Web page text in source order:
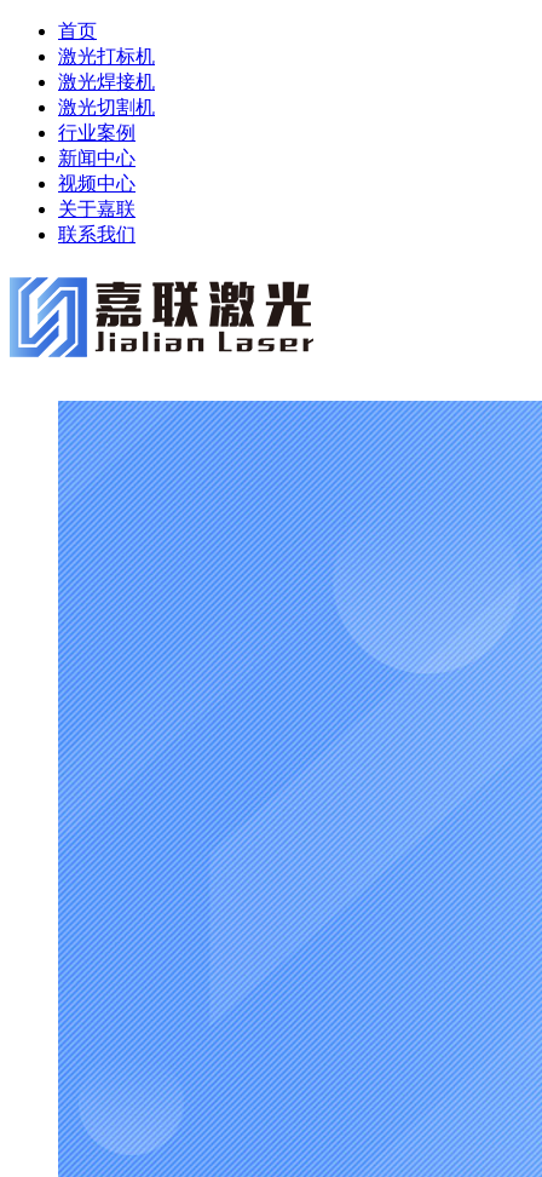
首页
激光打标机
激光焊接机
激光切割机
行业案例
新闻中心
视频中心
关于嘉联
联系我们